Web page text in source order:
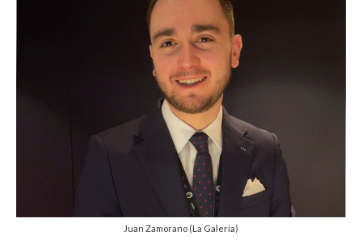
Juan Zamorano (La Galería)